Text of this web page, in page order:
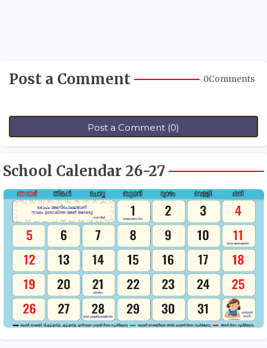
Post a Comment 0Comments
Post a Comment (0)
School Calendar 26-27